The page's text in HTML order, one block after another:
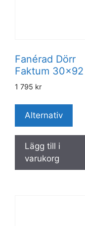
Fanérad Dörr
Faktum 30×92
1 795 kr
Alternativ
Lägg till i
varukorg